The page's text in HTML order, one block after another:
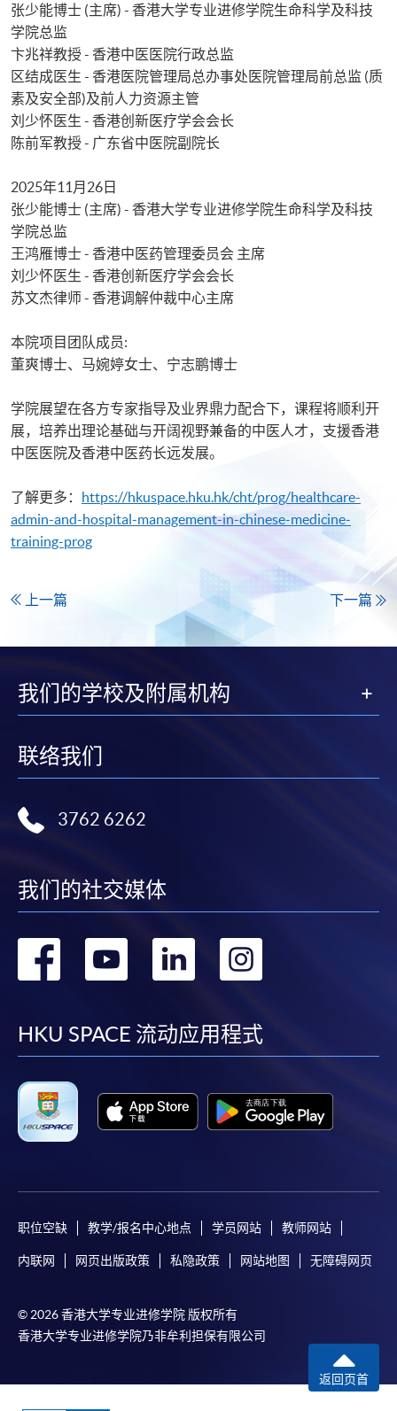
张少能博士 (主席) - 香港大学专业进修学院生命科学及科技
学院总监
卞兆祥教授 - 香港中医医院行政总监
区结成医生 - 香港医院管理局总办事处医院管理局前总监 (质
素及安全部)及前人力资源主管
刘少怀医生 - 香港创新医疗学会会长
陈前军教授 - 广东省中医院副院长
2025年11月26日
张少能博士 (主席) - 香港大学专业进修学院生命科学及科技
学院总监
王鸿雁博士 - 香港中医药管理委员会 主席
刘少怀医生 - 香港创新医疗学会会长
苏文杰律师 - 香港调解仲裁中心主席
本院项目团队成员:
董爽博士、马婉婷女士、宁志鹏博士
学院展望在各方专家指导及业界鼎力配合下，课程将顺利开
展，培养出理论基础与开阔视野兼备的中医人才，支援香港
中医医院及香港中医药长远发展。
了解更多： https://hkuspace.hku.hk/cht/prog/healthcare-
admin-and-hospital-management-in-chinese-medicine-
training-prog
上一篇 下一篇
我们的学校及附属机构
联络我们
3762 6262
我们的社交媒体
转
facebook
转
youtube
转
linkedin
转
HKU SPACE 流动应用程式
职位空缺 教学/报名中心地点 学员网站 教师网站
内联网 网页出版政策 私隐政策 网站地图 无障碍网页
© 2026 香港大学专业进修学院 版权所有
香港大学专业进修学院乃非牟利担保有限公司
返回页首